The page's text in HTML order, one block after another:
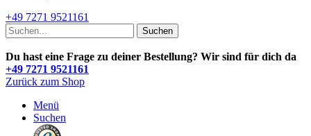
+49 7271 9521161
Suchen
Du hast eine Frage zu deiner Bestellung? Wir sind für dich da
+49 7271 9521161
Zurück zum Shop
Menü
Suchen